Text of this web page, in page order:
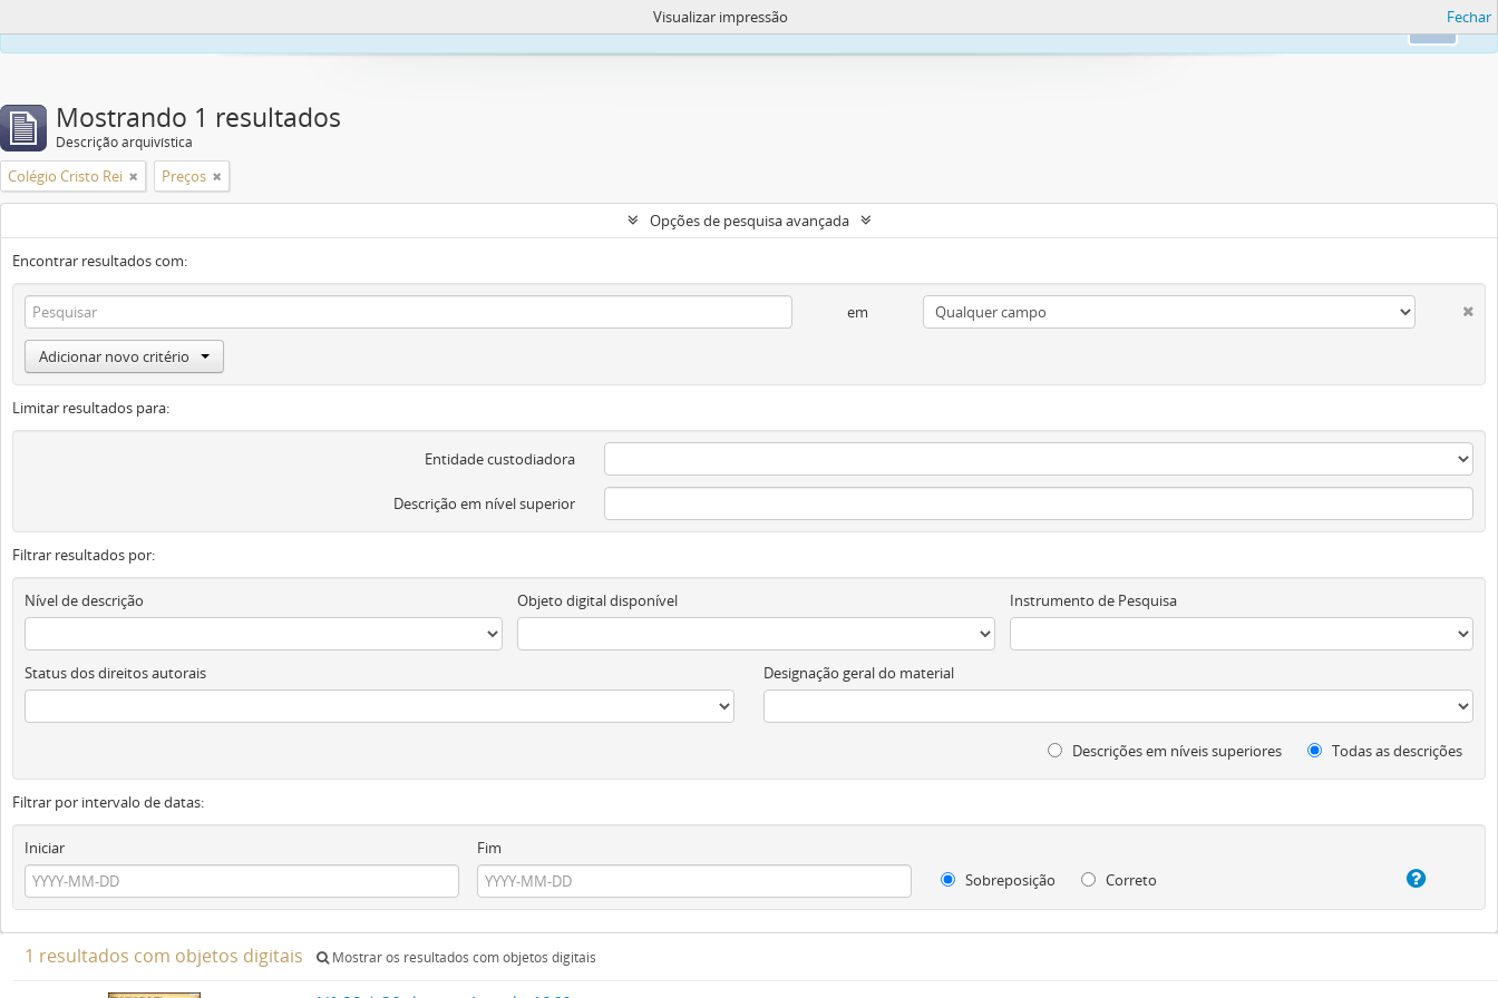
Este site usa cookies para melhorar sua capacidade de navegar e carregar conteúdo.
Visualizar impressão Fechar
Mostrando 1 resultados
Descrição arquivística
Colégio Cristo Rei Preços
Opções de pesquisa avançada
Encontrar resultados com:
em
Adicionar novo critério
Limitar resultados para:
Entidade custodiadora
Descrição em nível superior
Filtrar resultados por:
Nível de descrição Objeto digital disponível Instrumento de Pesquisa
Status dos direitos autorais Designação geral do material
Descrições em níveis superiores Todas as descrições
Filtrar por intervalo de datas:
Iniciar
Fim
Sobreposição
Correto
1 resultados com objetos digitais Mostrar os resultados com objetos digitais